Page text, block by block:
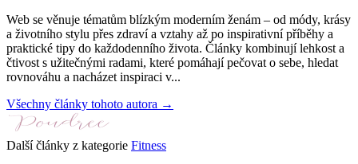
Web se věnuje tématům blízkým moderním ženám – od módy, krásy
a životního stylu přes zdraví a vztahy až po inspirativní příběhy a
praktické tipy do každodenního života. Články kombinují lehkost a
čtivost s užitečnými radami, které pomáhají pečovat o sebe, hledat
rovnováhu a nacházet inspiraci v...
Všechny články tohoto autora →
Další články z kategorie Fitness